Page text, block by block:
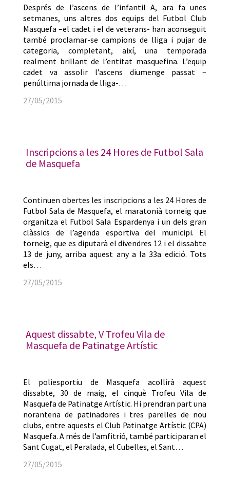
Després de l’ascens de l’infantil A, ara fa unes
setmanes, uns altres dos equips del Futbol Club
Masquefa –el cadet i el de veterans- han aconseguit
també proclamar-se campions de lliga i pujar de
categoria, completant, així, una temporada
realment brillant de l’entitat masquefina. L’equip
cadet va assolir l’ascens diumenge passat –
penúltima jornada de lliga-…
27/05/2015
Inscripcions a les 24 Hores de Futbol Sala
de Masquefa
Continuen obertes les inscripcions a les 24 Hores de
Futbol Sala de Masquefa, el maratonià torneig que
organitza el Futbol Sala Espardenya i un dels gran
clàssics de l’agenda esportiva del municipi. El
torneig, que es diputarà el divendres 12 i el dissabte
13 de juny, arriba aquest any a la 33a edició. Tots
els…
27/05/2015
Aquest dissabte, V Trofeu Vila de
Masquefa de Patinatge Artístic
El poliesportiu de Masquefa acollirà aquest
dissabte, 30 de maig, el cinquè Trofeu Vila de
Masquefa de Patinatge Artístic. Hi prendran part una
norantena de patinadores i tres parelles de nou
clubs, entre aquests el Club Patinatge Artístic (CPA)
Masquefa. A més de l’amfitrió, també participaran el
Sant Cugat, el Peralada, el Cubelles, el Sant…
27/05/2015